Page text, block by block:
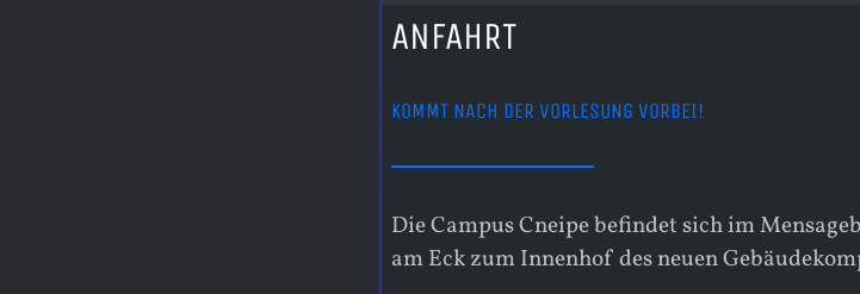
ANFAHRT
KOMMT NACH DER VORLESUNG VORBEI!
Die Campus Cneipe befindet sich im
am Eck zum Innenhof des neuen